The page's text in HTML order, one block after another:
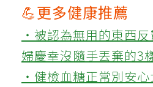
💪更多健康推薦
‧被認為無用的東西
婦慶幸沒隨手丟棄的3
‧健檢血糖正常別安